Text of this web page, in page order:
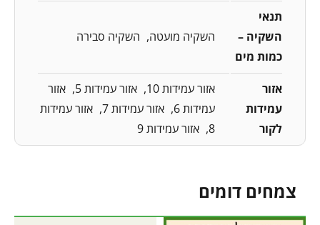
תנאי
השקיה –
כמות מים
השקיה מועטה השקיה סבירה
אזור
עמידות
לקור
אזור עמידות 10 אזור עמידות 5
אזור
עמידות 6
אזור עמידות 7
אזור עמידות
8 אזור עמידות 9
צמחים דומים